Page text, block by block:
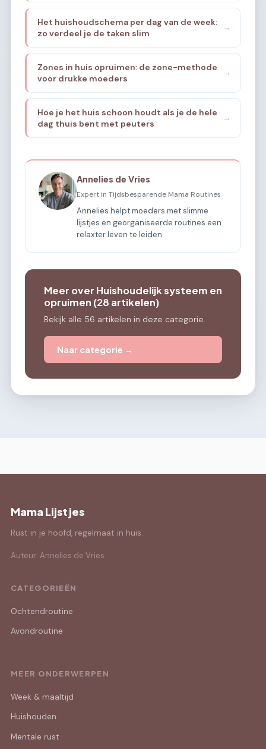
Het huishoudschema per dag van de week:
zo verdeel je de taken slim
→
Zones in huis opruimen: de zone-methode
voor drukke moeders
→
Hoe je het huis schoon houdt als je de hele
dag thuis bent met peuters
→
Annelies de Vries
Expert in Tijdsbesparende Mama Routines
Annelies helpt moeders met slimme
lijstjes en georganiseerde routines een
relaxter leven te leiden.
Meer over Huishoudelijk systeem en
opruimen (28 artikelen)
Bekijk alle 56 artikelen in deze categorie.
Naar categorie →
Mama Lijstjes
Rust in je hoofd, regelmaat in huis.
Auteur: Annelies de Vries
CATEGORIEËN
Ochtendroutine
Avondroutine
MEER ONDERWERPEN
Week & maaltijd
Huishouden
Mentale rust